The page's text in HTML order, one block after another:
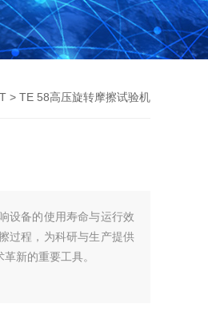
> TE 58⾼压旋转摩擦试验机
设备的使用寿命与运行效
过程，为科研与生产提供
新的重要工具。